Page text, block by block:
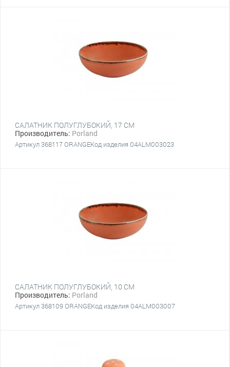
САЛАТНИК ПОЛУГЛУБОКИЙ, 17 СМ
Производитель: Porland
Артикул 368117 ORANGEКод изделия 04ALM003023
САЛАТНИК ПОЛУГЛУБОКИЙ, 10 СМ
Производитель: Porland
Артикул 368109 ORANGEКод изделия 04ALM003007